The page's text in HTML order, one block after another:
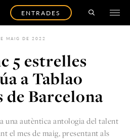
ENTRADES
MAIG DE 2022
5 estrelles
a Tablao
de Barcelona
una autèntica antologia del talent
el mes de maig, presentant als